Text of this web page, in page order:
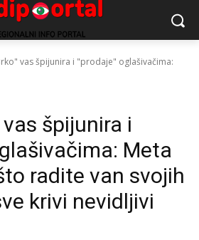
vas špijunira i "prodaje" oglašivačima:
vas špijunira i
Meta
radite van svojih
krivi nevidljivi